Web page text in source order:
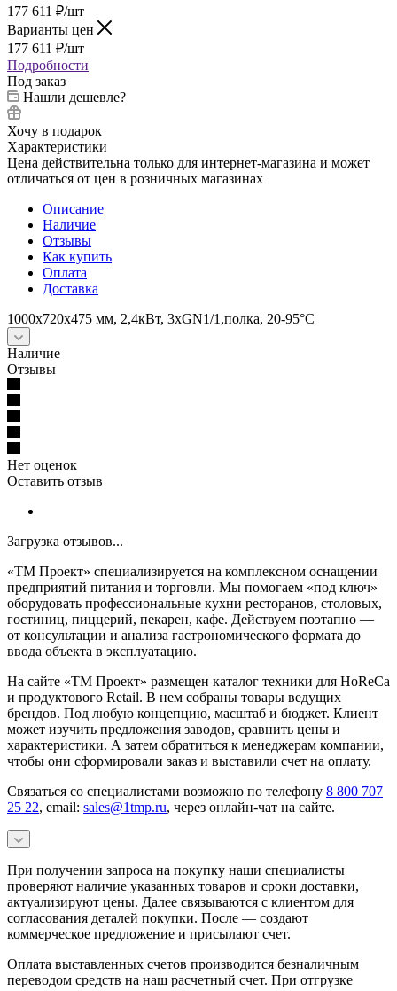
177 611 ₽/шт
Варианты цен
177 611 ₽/шт
Подробности
Под заказ
Нашли дешевле?
Хочу в подарок
Характеристики
Цена действительна только для интернет-магазина и может
отличаться от цен в розничных магазинах
Описание
Наличие
Отзывы
Как купить
Оплата
Доставка
1000х720х475 мм, 2,4кВт, 3хGN1/1,полка, 20-95°С
Наличие
Отзывы
Нет оценок
Оставить отзыв
Загрузка отзывов...
«ТМ Проект» специализируется на комплексном оснащении
предприятий питания и торговли. Мы помогаем «под ключ»
оборудовать профессиональные кухни ресторанов, столовых,
гостиниц, пиццерий, пекарен, кафе. Действуем поэтапно —
от консультации и анализа гастрономического формата до
ввода объекта в эксплуатацию.
На сайте «ТМ Проект» размещен каталог техники для HoReCa
и продуктового Retail. В нем собраны товары ведущих
брендов. Под любую концепцию, масштаб и бюджет. Клиент
может изучить предложения заводов, сравнить цены и
характеристики. А затем обратиться к менеджерам компании,
чтобы они сформировали заказ и выставили счет на оплату.
Связаться со специалистами возможно по телефону 8 800 707
25 22, email: sales@1tmp.ru, через онлайн-чат на сайте.
При получении запроса на покупку наши специалисты
проверяют наличие указанных товаров и сроки доставки,
актуализируют цены. Далее связываются с клиентом для
согласования деталей покупки. После — создают
коммерческое предложение и присылают счет.
Оплата выставленных счетов производится безналичным
переводом средств на наш расчетный счет. При отгрузке